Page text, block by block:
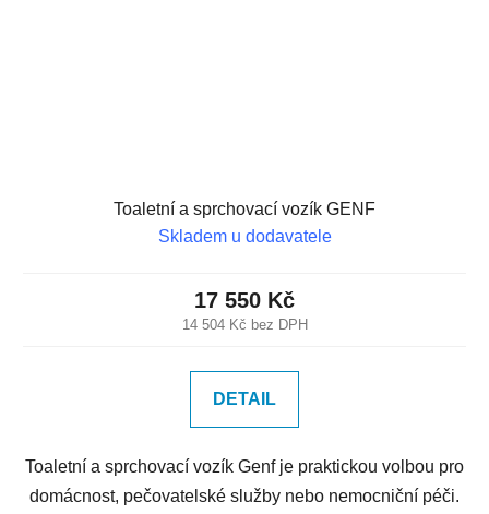
Toaletní a sprchovací vozík GENF
Skladem u dodavatele
14 504 Kč bez DPH
17 550 Kč
DETAIL
Toaletní a sprchovací vozík Genf je praktickou volbou pro
domácnost, pečovatelské služby nebo nemocniční péči.